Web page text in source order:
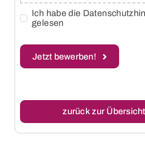
Ich habe die
gelesen
Jetzt bewerben!
zurück zur Übersicht